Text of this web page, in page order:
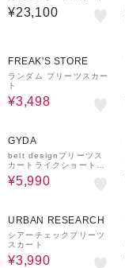
¥23,100
FREAK'S STORE
ランダム プリーツスカー
ト
¥3,498
GYDA
belt designプリーツス
カートライクショートパ
ンツ
¥5,990
URBAN RESEARCH
シアーチェックプリーツ
スカート
¥3,990